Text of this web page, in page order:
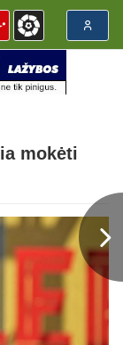
mokėti